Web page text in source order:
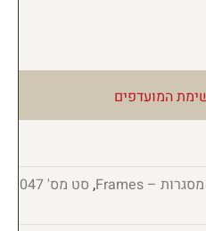
המועדפים
מסגרות – Frames ,
סט מס' 047